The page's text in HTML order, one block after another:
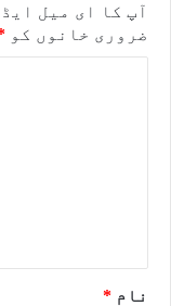
آپ کا ای میل
ضروری خانوں کو
نام *